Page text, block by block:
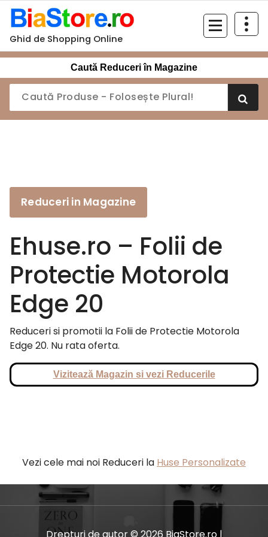
Sari
conținut
Ghid de Shopping Online
Caută Reduceri în Magazine
Reduceri in Magazine
Ehuse.ro – Folii de
Protectie Motorola
Edge 20
Reduceri si promotii la Folii de Protectie Motorola
Edge 20. Nu rata oferta.
Vizitează Magazin si vezi Reducerile
Vezi cele mai noi Reduceri la Huse Personalizate